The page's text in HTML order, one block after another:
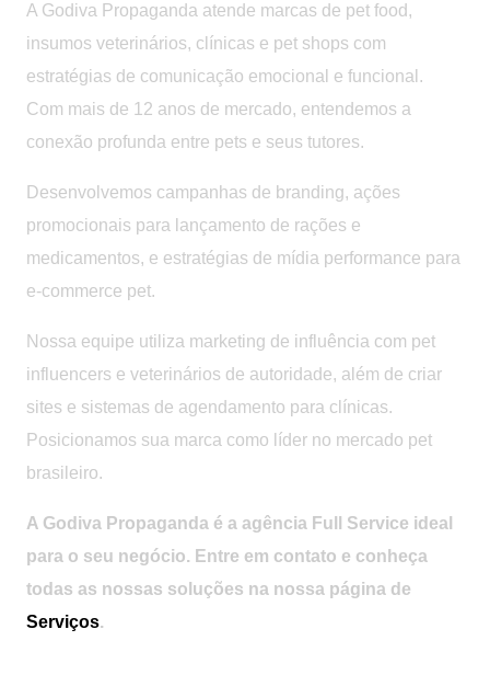
A Godiva Propaganda atende marcas de pet food,
insumos veterinários, clínicas e pet shops com
estratégias de comunicação emocional e funcional.
Com mais de 12 anos de mercado, entendemos a
conexão profunda entre pets e seus tutores.
Desenvolvemos campanhas de branding, ações
promocionais para lançamento de rações e
medicamentos, e estratégias de mídia performance para
e-commerce pet.
Nossa equipe utiliza marketing de influência com pet
influencers e veterinários de autoridade, além de criar
sites e sistemas de agendamento para clínicas.
Posicionamos sua marca como líder no mercado pet
brasileiro.
A Godiva Propaganda é a agência Full Service ideal
para o seu negócio. Entre em contato e conheça
todas as nossas soluções na nossa página de
Serviços.